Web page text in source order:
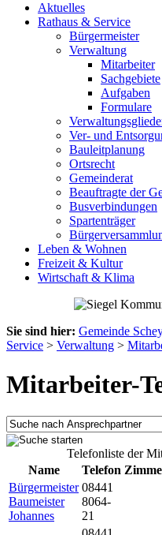
Aktuelles
Rathaus & Service
Bürgermeister
Verwaltung
Mitarbeiter
Sachgebiete
Aufgaben
Formulare
Ver- und
Bauleitplanung
Ortsrecht
Gemeinderat
Beauftragte der
Busverbindungen
Spartenträger
Leben & Wohnen
Freizeit & Kultur
Wirtschaft & Klima
Sie sind hier: Gemeinde
Service > Verwaltung >
Mitarbeiter-
Telefonliste der
Name
Telefon
Bürgermeister
Baumeister
Johannes
08441
8064-
21